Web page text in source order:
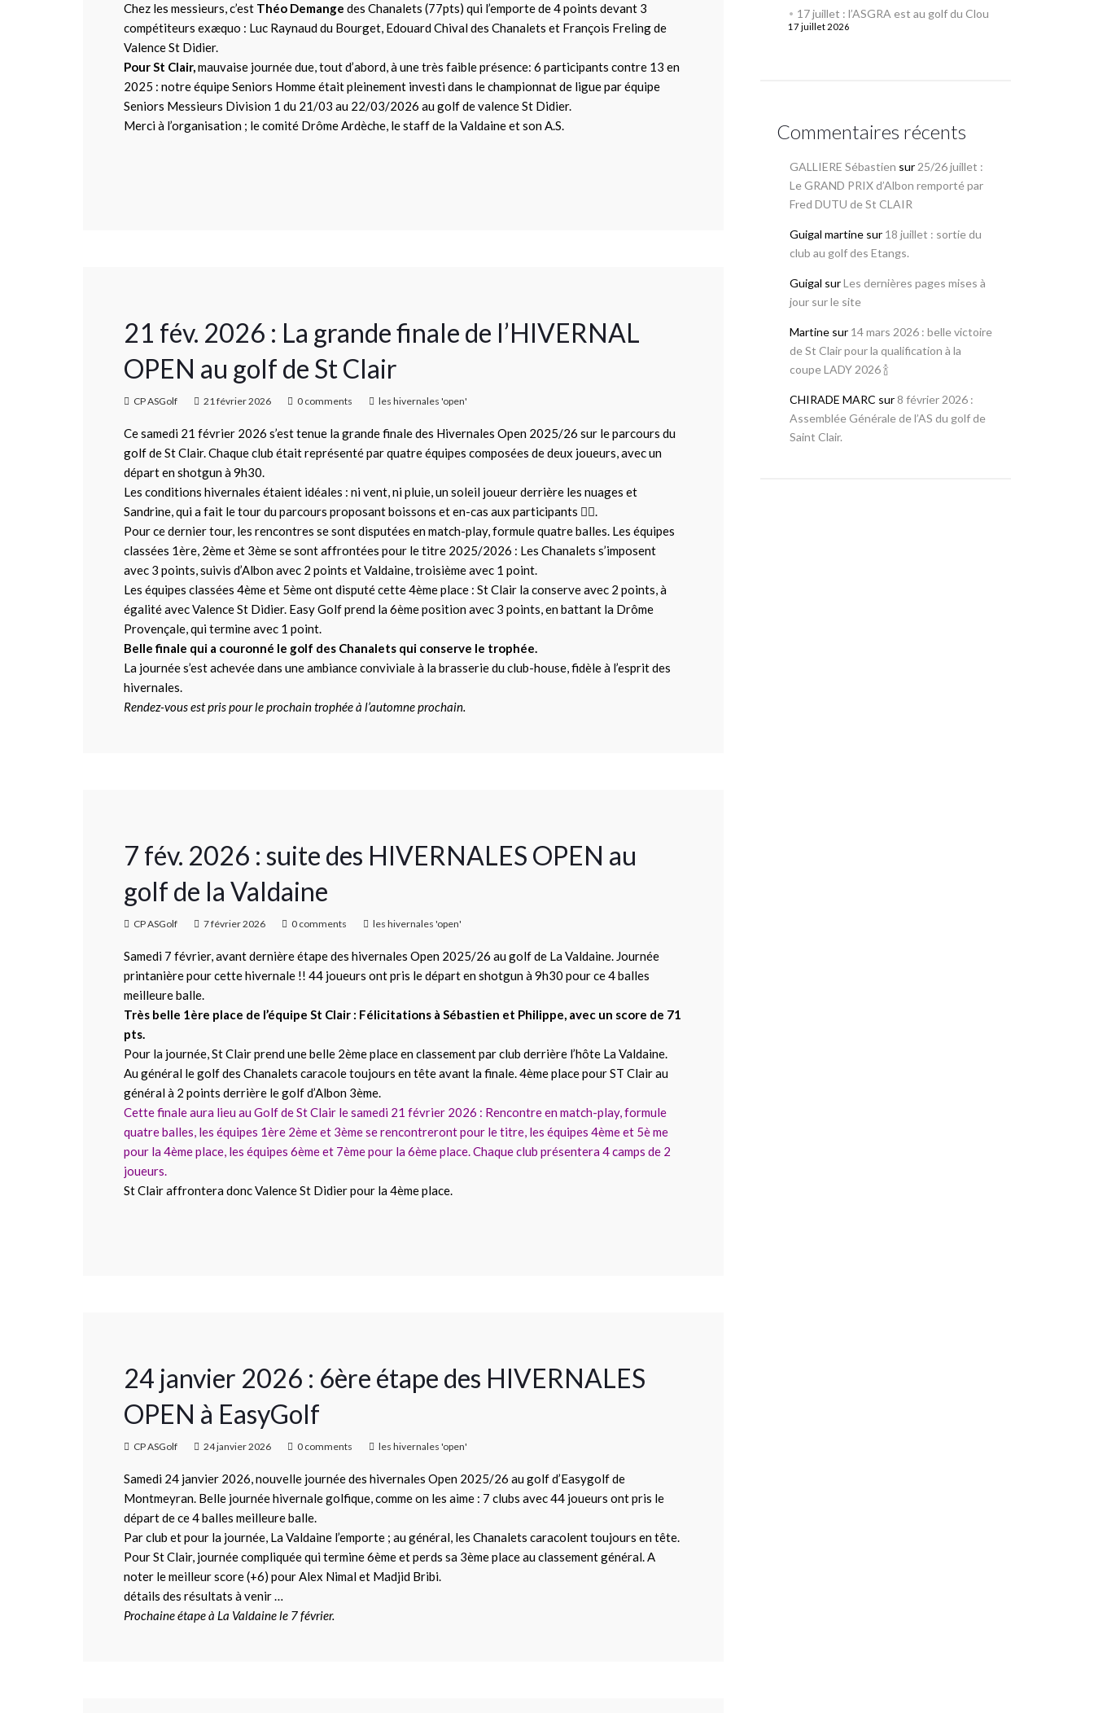
Chez les messieurs, c’est Théo Demange des Chanalets (77pts) qui l’emporte de 4 points devant 3
compétiteurs exæquo : Luc Raynaud du Bourget, Edouard Chival des Chanalets et François Freling de
Valence St Didier.
Pour St Clair,mauvaise journée due, tout d’abord, à une très faible présence: 6 participants contre 13 en
2025 : notre équipe Seniors Homme était pleinement investi dans le championnat de ligue par équipe
Seniors Messieurs Division 1 du 21/03 au 22/03/2026 au golf de valence St Didier.
Merci à l’organisation ; le comité Drôme Ardèche, le staff de la Valdaine et son A.S.
21 fév. 2026 : La grande finale de l’HIVERNAL
OPEN au golf de St Clair
CP ASGolf 21 février 2026 0 comments les hivernales 'open'
Ce samedi 21 février 2026 s’est tenue la grande finale des Hivernales Open 2025/26 sur le parcours du
golf de St Clair. Chaque club était représenté par quatre équipes composées de deux joueurs, avec un
départ en shotgun à 9h30.
Les conditions hivernales étaient idéales : ni vent, ni pluie, un soleil joueur derrière les nuages et
Sandrine, qui a fait le tour du parcours proposant boissons et en-cas aux participants 👍🏻.
Pour ce dernier tour, les rencontres se sont disputées en match-play, formule quatre balles. Les équipes
classées 1ère, 2ème et 3ème se sont affrontées pour le titre 2025/2026 : Les Chanalets s’imposent
avec 3 points, suivis d’Albon avec 2 points et Valdaine, troisième avec 1 point.
Les équipes classées 4ème et 5ème ont disputé cette 4ème place : St Clair la conserve avec 2 points, à
égalité avec Valence St Didier. Easy Golf prend la 6ème position avec 3 points, en battant la Drôme
Provençale, qui termine avec 1 point.
Belle finale qui a couronné le golf des Chanalets qui conserve le trophée.
La journée s’est achevée dans une ambiance conviviale à la brasserie du club-house, fidèle à l’esprit des
hivernales.
Rendez-vous est pris pour le prochain trophée à l’automne prochain.
7 fév. 2026 : suite des HIVERNALES OPEN au
golf de la Valdaine
CP ASGolf 7 février 2026 0 comments les hivernales 'open'
Samedi 7 février, avant dernière étape des hivernales Open 2025/26 au golf de La Valdaine. Journée
printanière pour cette hivernale !! 44 joueurs ont pris le départ en shotgun à 9h30 pour ce 4 balles
meilleure balle.
Très belle 1ère place de l’équipe St Clair : Félicitations à Sébastien et Philippe, avec un score de 71
pts.
Pour la journée, St Clair prend une belle 2ème place en classement par club derrière l’hôte La Valdaine.
Au général le golf des Chanalets caracole toujours en tête avant la finale. 4ème place pour ST Clair au
général à 2 points derrière le golf d’Albon 3ème.
Cette finale aura lieu au Golf de St Clair le samedi 21 février 2026 : Rencontre en match-play, formule
quatre balles, les équipes 1ère 2ème et 3ème se rencontreront pour le titre, les équipes 4ème et 5è me
pour la 4ème place, les équipes 6ème et 7ème pour la 6ème place. Chaque club présentera 4 camps de 2
joueurs.
St Clair affrontera donc Valence St Didier pour la 4ème place.
24 janvier 2026 : 6ère étape des HIVERNALES
OPEN à EasyGolf
CP ASGolf 24 janvier 2026 0 comments les hivernales 'open'
Samedi 24 janvier 2026, nouvelle journée des hivernales Open 2025/26 au golf d’Easygolf de
Montmeyran. Belle journée hivernale golfique, comme on les aime : 7 clubs avec 44 joueurs ont pris le
départ de ce 4 balles meilleure balle.
Par club et pour la journée, La Valdaine l’emporte ; au général, les Chanalets caracolent toujours en tête.
Pour St Clair, journée compliquée qui termine 6ème et perds sa 3ème place au classement général. A
noter le meilleur score (+6) pour Alex Nimal et Madjid Bribi.
détails des résultats à venir …
Prochaine étape à La Valdaine le 7 février.
17 juillet : l’ASGRA est au golf du Clou
17 juillet 2026
Commentaires récents
GALLIERE Sébastien sur 25/26 juillet :
Le GRAND PRIX d’Albon remporté par
Fred DUTU de St CLAIR
Guigal martine sur 18 juillet : sortie du
club au golf des Etangs.
Guigal surLes dernières pages mises à
jour sur le site
Martine sur 14 mars 2026 : belle victoire
de St Clair pour la qualification à la
coupe LADY 2026 🍾
CHIRADE MARC sur 8 février 2026 :
Assemblée Générale de l’AS du golf de
Saint Clair.